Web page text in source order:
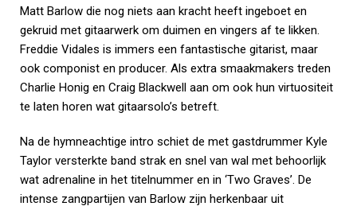
Matt Barlow die nog niets aan kracht heeft ingeboet en
gekruid met gitaarwerk om duimen en vingers af te likken.
Freddie Vidales is immers een fantastische gitarist, maar
ook componist en producer. Als extra smaakmakers treden
Charlie Honig en Craig Blackwell aan om ook hun virtuositeit
te laten horen wat gitaarsolo’s betreft.
Na de hymneachtige intro schiet de met gastdrummer Kyle
Taylor versterkte band strak en snel van wal met behoorlijk
wat adrenaline in het titelnummer en in ‘Two Graves’. De
intense zangpartijen van Barlow zijn herkenbaar uit